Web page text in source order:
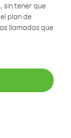
sin tener que
plan de
llamadas que